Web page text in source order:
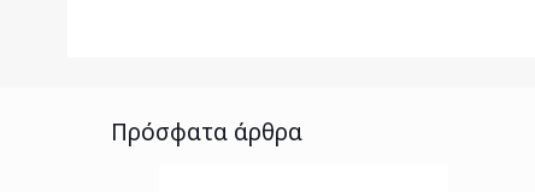
Πρόσφατα άρθρα